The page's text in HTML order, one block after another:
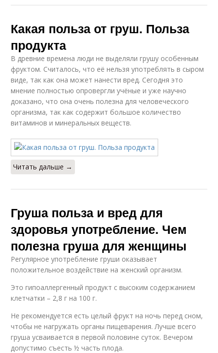
Печеные груши Рецепты из груш
Груши для мужского
здоровья
Груша при запоре
Польза от груши Груши для организма
Калории в груше
Груша для похудения Китайская груша
Консервированные
груши
Употребления при
похудении
Груши на ночь Груша с утра
Какая польза от груш. Польза
продукта
В древние времена люди не выделяли грушу особенным
фруктом. Считалось, что её нельзя употреблять в сыром
виде, так как она может нанести вред. Сегодня это
мнение полностью опровергли учёные и уже научно
доказано, что она очень полезна для человеческого
организма, так как содержит большое количество
витаминов и минеральных веществ.
Читать дальше →
Груша польза и вред для
здоровья употребление. Чем
полезна груша для женщины
Регулярное употребление груши оказывает
положительное воздействие на женский организм.
Это гипоаллергенный продукт с высоким содержанием
клетчатки – 2,8 г на 100 г.
Не рекомендуется есть целый фрукт на ночь перед сном,
чтобы не нагружать органы пищеварения. Лучше всего
груша усваивается в первой половине суток. Вечером
допустимо съесть ½ часть плода.